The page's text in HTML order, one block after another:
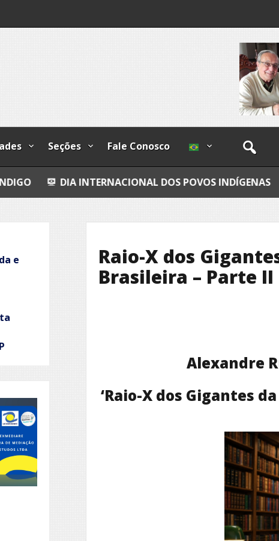
dos Povos
Seções Fale Conosco
DOS POVOS INDÍGENAS BAILANDO
Raio-X dos
Brasileira – Parte II
Alexandre
‘Raio-X dos Gigantes
e